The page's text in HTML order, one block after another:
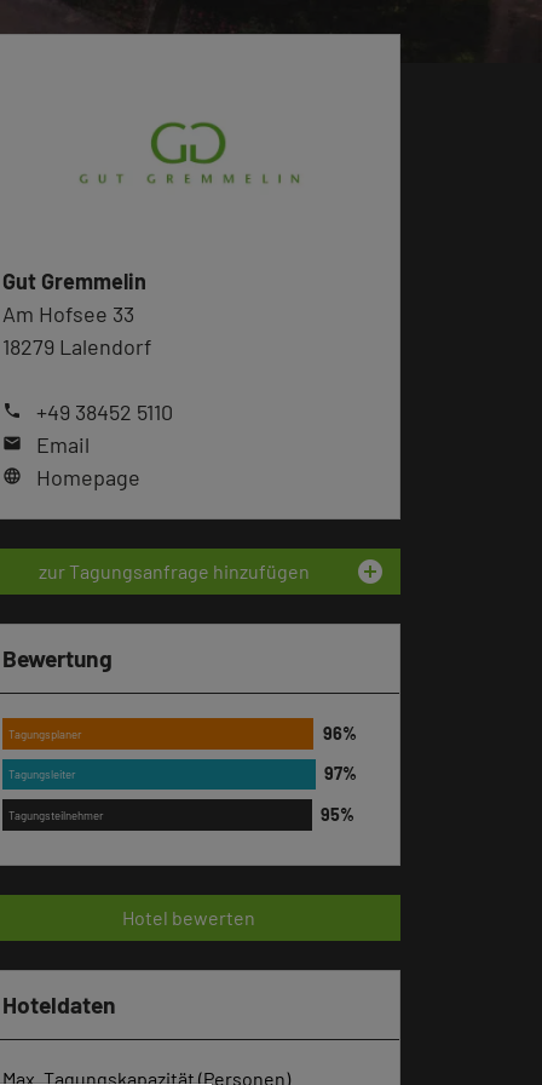
Gut Gremmelin
Am Hofsee 33
18279 Lalendorf
phone +49 38452 5110
mail Email
language Homepage
zur Tagungsanfrage hinzufügen add_circle
Bewertung
Tagungsplaner
Tagungsleiter
Tagungsteilnehmer
Hotel bewerten
Hoteldaten
Max. Tagungskapazität (Personen)